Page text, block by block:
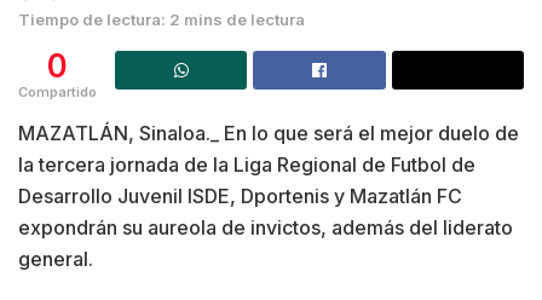
Tiempo de lectura: 2 mins de lectura
0
Compartido
MAZATLÁN, Sinaloa._ En lo que será el mejor duelo de
la tercera jornada de la Liga Regional de Futbol de
Desarrollo Juvenil ISDE, Dportenis y Mazatlán FC
expondrán su aureola de invictos, además del liderato
general.